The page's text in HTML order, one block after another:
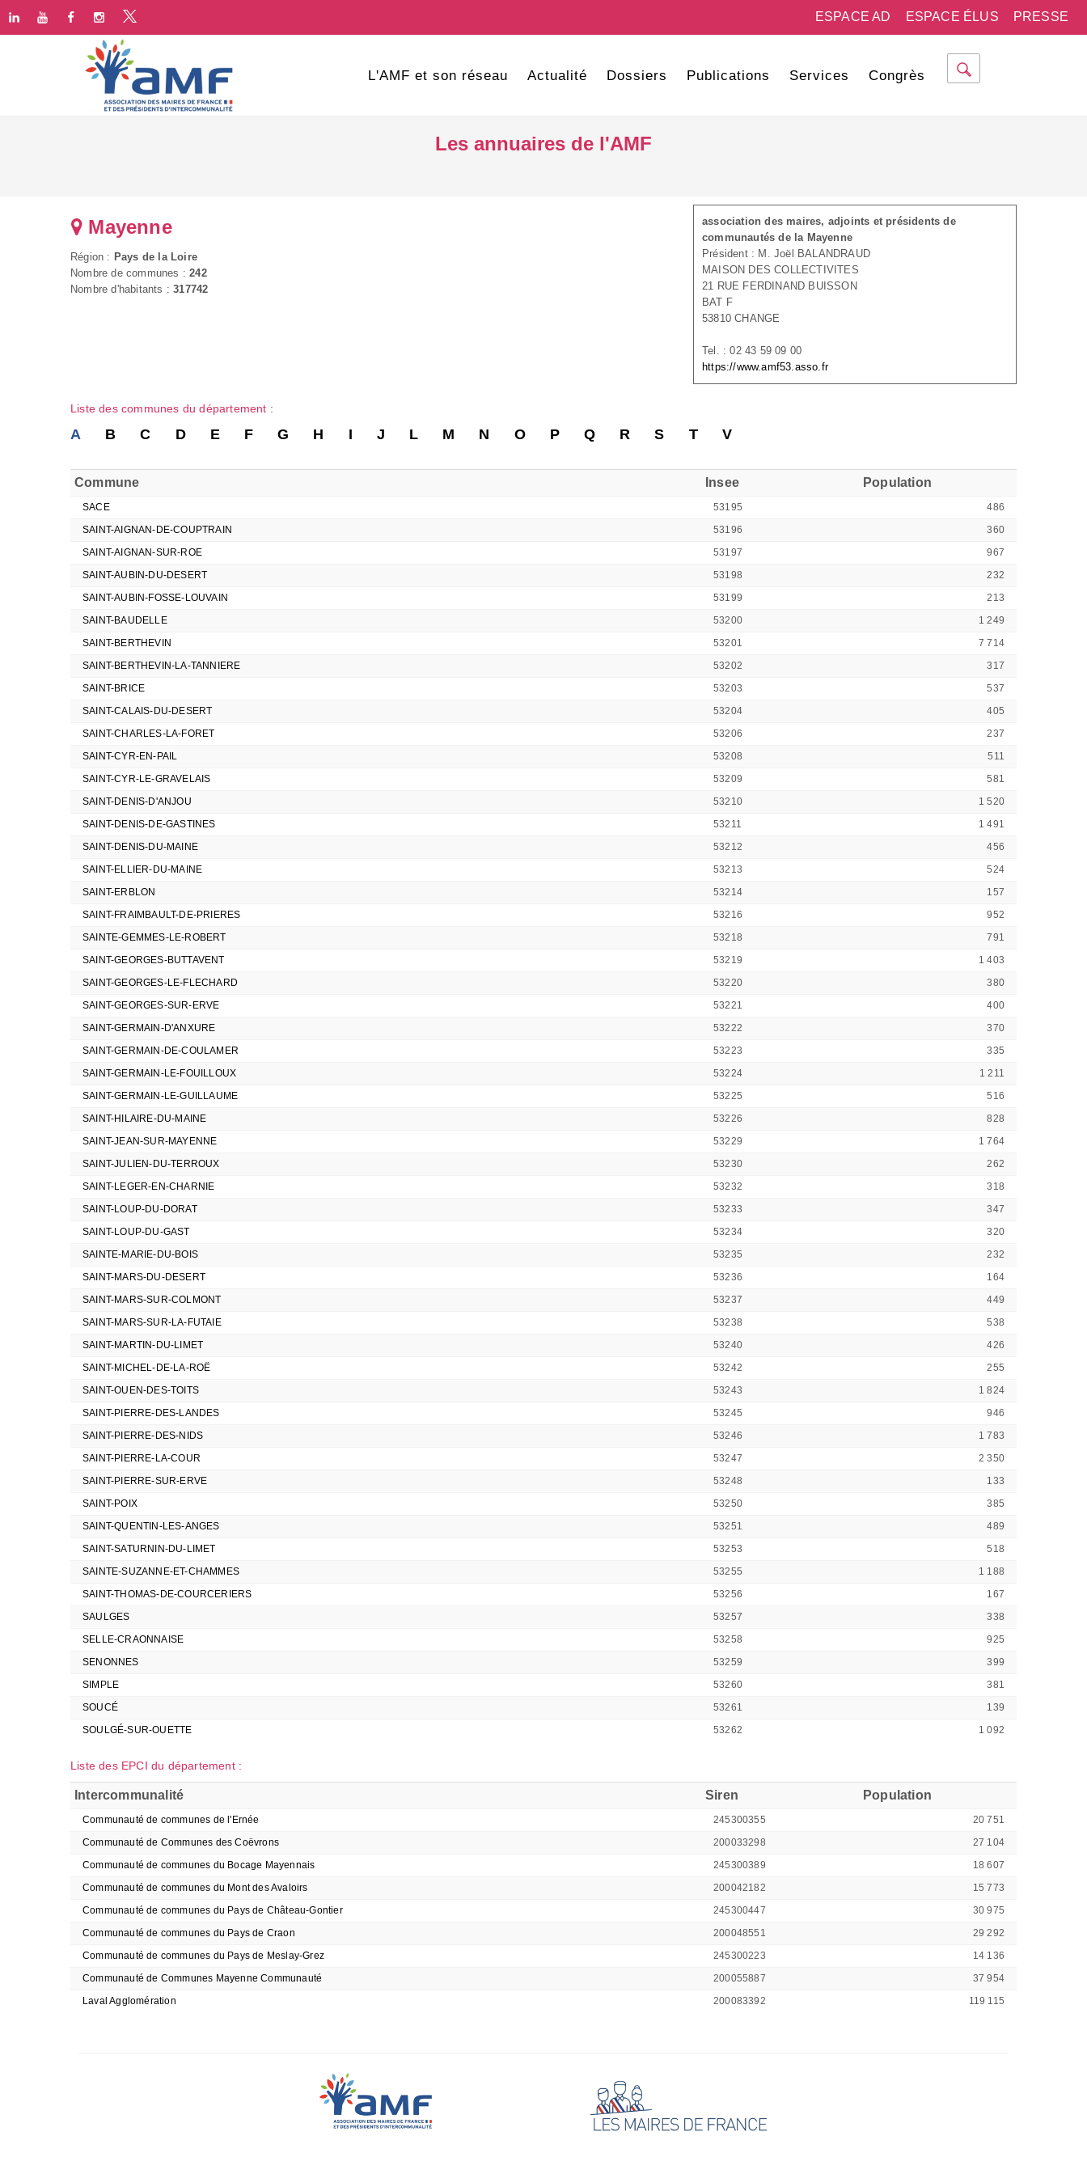
PRESSE
ESPACE ÉLUS
ESPACE AD
L'AMF et son réseau Actualité Dossiers Publications Services Congrès
Les annuaires de l'AMF
association des maires, adjoints et présidents de
communautés de la Mayenne
Président : M. Joël BALANDRAUD
MAISON DES COLLECTIVITES
21 RUE FERDINAND BUISSON
BAT F
53810 CHANGE
Tel. : 02 43 59 09 00
https://www.amf53.asso.fr
Mayenne
Région : Pays de la Loire
Nombre de communes :242
Nombre d'habitants :317742
Liste des communes du département :
A B C D E F G H I J L M N O P Q R S T V
Commune Insee Population
SACE 53195
486
SAINT-AIGNAN-DE-COUPTRAIN
53196
360
SAINT-AIGNAN-SUR-ROE
53197
967
SAINT-AUBIN-DU-DESERT
53198
232
SAINT-AUBIN-FOSSE-LOUVAIN
53199
213
SAINT-BAUDELLE
53200
1 249
SAINT-BERTHEVIN
53201
7 714
SAINT-BERTHEVIN-LA-TANNIERE
53202
317
SAINT-BRICE
53203
537
SAINT-CALAIS-DU-DESERT
53204
405
SAINT-CHARLES-LA-FORET
53206
237
SAINT-CYR-EN-PAIL
53208
511
SAINT-CYR-LE-GRAVELAIS
53209
581
SAINT-DENIS-D'ANJOU
53210
1 520
SAINT-DENIS-DE-GASTINES
53211
1 491
SAINT-DENIS-DU-MAINE
53212
456
SAINT-ELLIER-DU-MAINE
53213
524
SAINT-ERBLON
53214
157
SAINT-FRAIMBAULT-DE-PRIERES
53216
952
SAINTE-GEMMES-LE-ROBERT
53218
791
SAINT-GEORGES-BUTTAVENT
53219
1 403
SAINT-GEORGES-LE-FLECHARD
53220
380
SAINT-GEORGES-SUR-ERVE
53221
400
SAINT-GERMAIN-D'ANXURE
53222
370
SAINT-GERMAIN-DE-COULAMER
53223
335
SAINT-GERMAIN-LE-FOUILLOUX
53224
1 211
SAINT-GERMAIN-LE-GUILLAUME
53225
516
SAINT-HILAIRE-DU-MAINE
53226
828
SAINT-JEAN-SUR-MAYENNE
53229
1 764
SAINT-JULIEN-DU-TERROUX
53230
262
SAINT-LEGER-EN-CHARNIE
53232
318
SAINT-LOUP-DU-DORAT
53233
347
SAINT-LOUP-DU-GAST
53234
320
SAINTE-MARIE-DU-BOIS
53235
232
SAINT-MARS-DU-DESERT
53236
164
SAINT-MARS-SUR-COLMONT
53237
449
SAINT-MARS-SUR-LA-FUTAIE
53238
538
SAINT-MARTIN-DU-LIMET
53240
426
SAINT-MICHEL-DE-LA-ROË
53242
255
SAINT-OUEN-DES-TOITS
53243
1 824
SAINT-PIERRE-DES-LANDES
53245
946
SAINT-PIERRE-DES-NIDS
53246
1 783
SAINT-PIERRE-LA-COUR
53247
2 350
SAINT-PIERRE-SUR-ERVE
53248
133
SAINT-POIX
53250
385
SAINT-QUENTIN-LES-ANGES
53251
489
SAINT-SATURNIN-DU-LIMET
53253
518
SAINTE-SUZANNE-ET-CHAMMES
53255
1 188
SAINT-THOMAS-DE-COURCERIERS
53256
167
SAULGES
53257
338
SELLE-CRAONNAISE
53258
925
SENONNES
53259
399
SIMPLE
53260
381
SOUCÉ
53261
139
SOULGÉ-SUR-OUETTE
53262 1 092
Liste des EPCI du département :
Intercommunalité Siren Population
Communauté de communes de l'Ernée 245300355
20 751
Communauté de Communes des Coëvrons
200033298
27 104
Communauté de communes du Bocage Mayennais
245300389
18 607
Communauté de communes du Mont des Avaloirs
200042182
15 773
Communauté de communes du Pays de Château-Gontier
245300447
30 975
Communauté de communes du Pays de Craon
200048551
29 292
Communauté de communes du Pays de Meslay-Grez
245300223
14 136
Communauté de Communes Mayenne Communauté
200055887
37 954
Laval Agglomération
200083392 119 115